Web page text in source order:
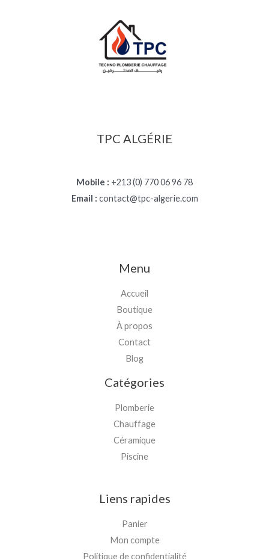
TPC ALGÉRIE
Mobile : +213 (0) 770 06 96 78
Email : contact@tpc-algerie.com
Menu
Accueil
Boutique
À propos
Contact
Blog
Catégories
Plomberie
Chauffage
Céramique
Piscine
Liens rapides
Panier
Mon compte
Politique de confidentialité